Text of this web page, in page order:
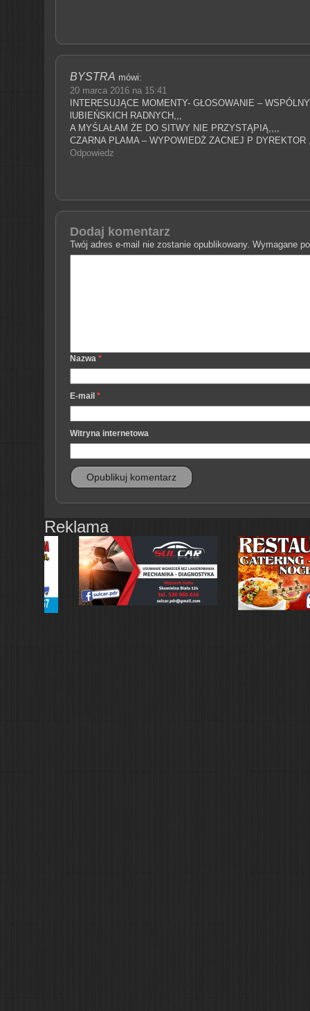
BYSTRA mówi:
20 marca 2016 na 15:41
INTERESUJĄCE MOMENTY- GŁOSOWANIE –
lUBIEŃSKICH RADNYCH,,,
A MYŚLAŁAM ŻE DO SITWY NIE PRZYSTĄPIĄ,,,,
CZARNA PLAMA – WYPOWIEDŻ ZACNEJ P
Odpowiedz
Dodaj komentarz
Twój adres e-mail nie zostanie opublikowany. Wymagane
Nazwa *
E-mail *
Witryna internetowa
Reklama